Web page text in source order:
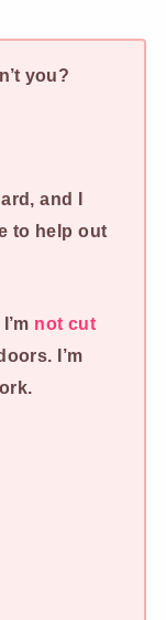
you?
and I
to help out
not cut
I’m